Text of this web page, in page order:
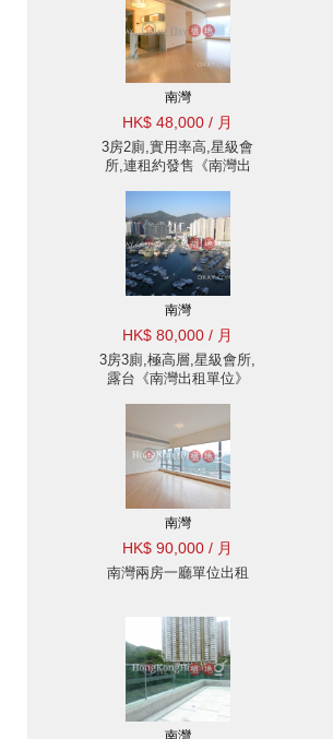
南灣
HK$ 48,000 / 月
3房2廁,實用率高,星級會
所,連租約發售《南灣出
南灣
HK$ 80,000 / 月
3房3廁,極高層,星級會所,
露台《南灣出租單位》
南灣
HK$ 90,000 / 月
南灣兩房一廳單位出租